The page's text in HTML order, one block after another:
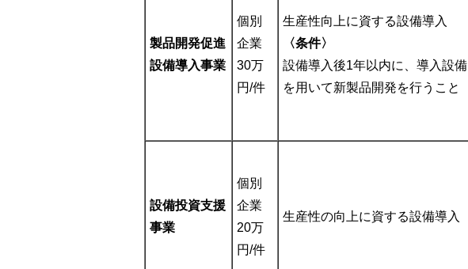
製品開発促進
設備導入事業
個別
企業
30万
円/件
生産性向上に資する設備導入
〈条件〉
設備導入後1年以内に、導入設備
を用いて新製品開発を行うこと
設備投資支援
事業
個別
企業
20万
円/件
生産性の向上に資する設備導入